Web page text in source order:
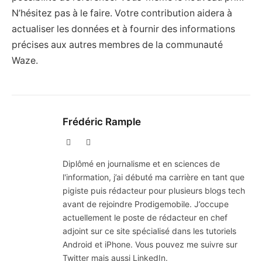
N’hésitez pas à le faire. Votre contribution aidera à
actualiser les données et à fournir des informations
précises aux autres membres de la communauté
Waze.
Frédéric Rample
Diplômé en journalisme et en sciences de
l'information, j’ai débuté ma carrière en tant que
pigiste puis rédacteur pour plusieurs blogs tech
avant de rejoindre Prodigemobile. J’occupe
actuellement le poste de rédacteur en chef
adjoint sur ce site spécialisé dans les tutoriels
Android et iPhone. Vous pouvez me suivre sur
Twitter mais aussi LinkedIn.